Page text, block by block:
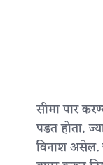
सीमा पार
पडत होता,
विनाश असेल.